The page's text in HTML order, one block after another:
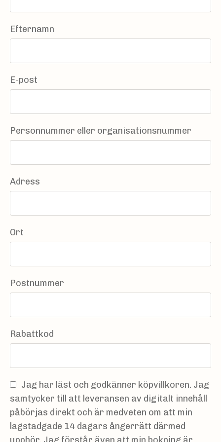
Efternamn
E-post
Personnummer eller organisationsnummer
Adress
Ort
Postnummer
Rabattkod
Jag har läst och godkänner köpvillkoren. Jag
samtycker till att leveransen av digitalt innehåll
påbörjas direkt och är medveten om att min
lagstadgade 14 dagars ångerrätt därmed